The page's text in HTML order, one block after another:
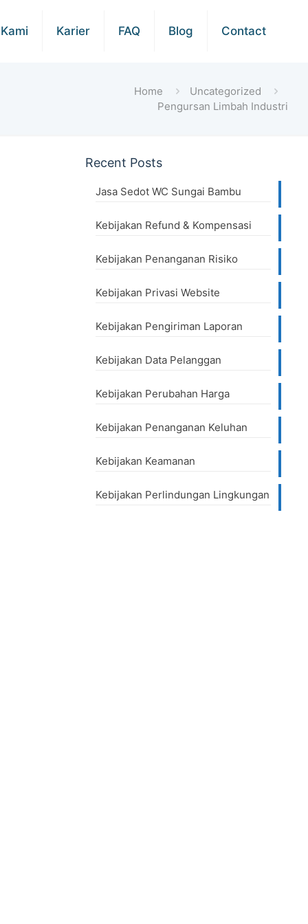
Karier FAQ Blog Contact
Home
Uncategorized
Pengursan Limbah Industri
Recent Posts
Jasa Sedot WC Sungai Bambu
Kebijakan Refund & Kompensasi
Kebijakan Penanganan Risiko
Kebijakan Privasi Website
Kebijakan Pengiriman Laporan
Kebijakan Data Pelanggan
Kebijakan Perubahan Harga
Kebijakan Penanganan Keluhan
Kebijakan Keamanan
Kebijakan Perlindungan Lingkungan